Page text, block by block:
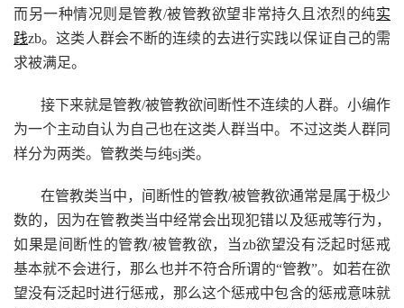
而另一种情况则是管教/被管教欲望非常持久且浓烈的纯实
践zb。这类人群会不断的连续的去进行实践以保证自己的需
求被满足。
接下来就是管教/被管教欲间断性不连续的人群。小编作
为一个主动自认为自己也在这类人群当中。不过这类人群同
样分为两类。管教类与纯sj类。
在管教类当中，间断性的管教/被管教欲通常是属于极少
数的，因为在管教类当中经常会出现犯错以及惩戒等行为，
如果是间断性的管教/被管教欲，当zb欲望没有泛起时惩戒
基本就不会进行，那么也并不符合所谓的“管教”。如若在欲
望没有泛起时进行惩戒，那么这个惩戒中包含的惩戒意味就